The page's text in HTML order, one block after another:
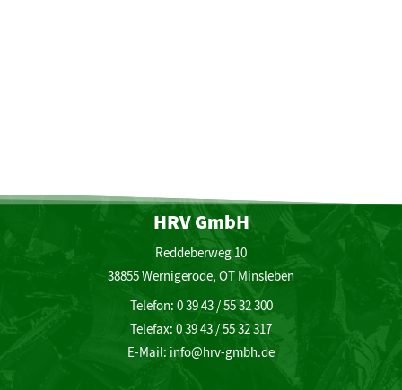
HRV GmbH
Reddeberweg 10
38855 Wernigerode, OT Minsleben
Telefon: 0 39 43 / 55 32 300
Telefax: 0 39 43 / 55 32 317
E-Mail: info@hrv-gmbh.de